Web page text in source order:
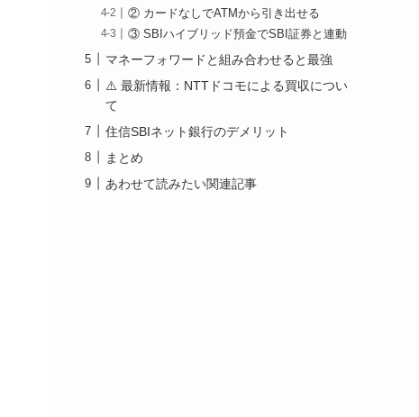
② カードなしでATMから引き出せる
③ SBIハイブリッド預金でSBI証券と連動
マネーフォワードと組み合わせると最強
⚠️ 最新情報：NTTドコモによる買収につい
て
住信SBIネット銀行のデメリット
まとめ
あわせて読みたい関連記事